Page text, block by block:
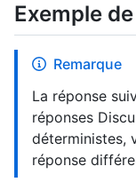
Exemple
Remarque
La réponse
réponses
déterministes,
réponse